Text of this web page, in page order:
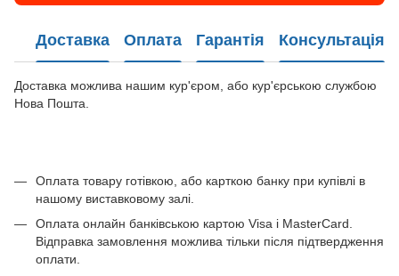
Доставка Оплата Гарантія Консультація
Доставка можлива нашим кур'єром, або кур'єрською службою
Нова Пошта.
Оплата товару готівкою, або карткою банку при купівлі в
нашому виставковому залі.
Оплата онлайн банківською картою Visa і MasterCard.
Відправка замовлення можлива тільки після підтвердження
оплати.